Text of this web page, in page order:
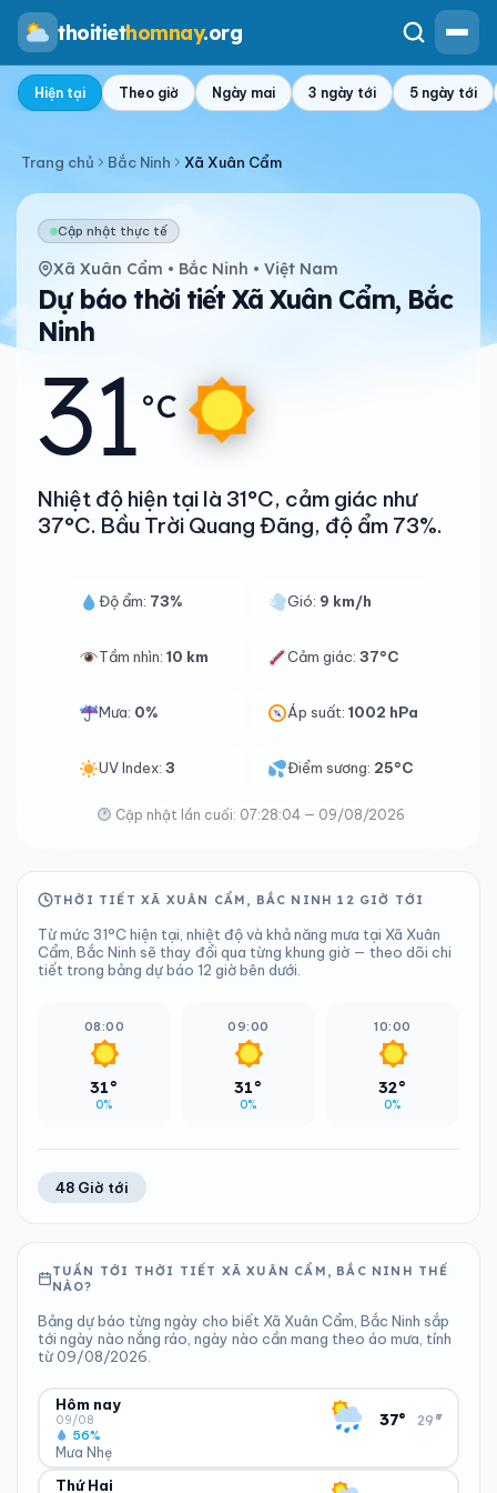
thoitiethomnay.org
Hiện tại Theo giờ Ngày mai 3 ngày tới 5 ngày tới
Trang chủ Bắc Ninh Xã Xuân Cẩm
Cập nhật thực tế
Xã Xuân Cẩm • Bắc Ninh • Việt Nam
Dự báo thời tiết Xã Xuân Cẩm, Bắc
Ninh
31°C
Nhiệt độ hiện tại là 31°C, cảm giác như
37°C. Bầu Trời Quang Đãng, độ ẩm 73%.
Độ ẩm: 73% Gió: 9 km/h
Tầm nhìn: 10 km Cảm giác:37°C
Mưa: 0% Áp suất:1002 hPa
UV Index: 3 Điểm sương: 25°C
Cập nhật lần cuối: 07:28:04 — 09/08/2026
THỜI TIẾT XÃ XUÂN CẨM, BẮC NINH 12 GIỜ TỚI
Từ mức 31°C hiện tại, nhiệt độ và khả năng mưa tại Xã Xuân
Cẩm, Bắc Ninh sẽ thay đổi qua từng khung giờ — theo dõi chi
tiết trong bảng dự báo 12 giờ bên dưới.
08:00
31°
0%
09:00
31°
0%
10:00
32°
0%
48 Giờ tới
TUẦN TỚI THỜI TIẾT XÃ XUÂN CẨM, BẮC NINH THẾ
NÀO?
Bảng dự báo từng ngày cho biết Xã Xuân Cẩm, Bắc Ninh sắp
tới ngày nào nắng ráo, ngày nào cần mang theo áo mưa, tính
từ 09/08/2026.
Hôm nay
09/08
Mưa Nhẹ
56%
37° 29°
▾
ĐỘ ẨM
Thứ Hai